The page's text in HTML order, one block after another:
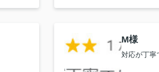
M様
対応が丁寧